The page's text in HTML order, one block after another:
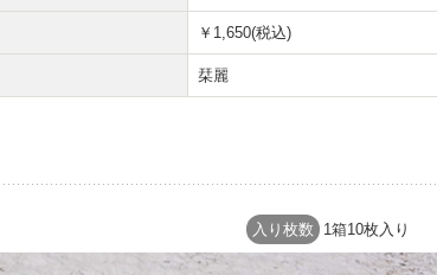
￥1,650(税込)
栞麗
入り枚数 1箱10枚入り